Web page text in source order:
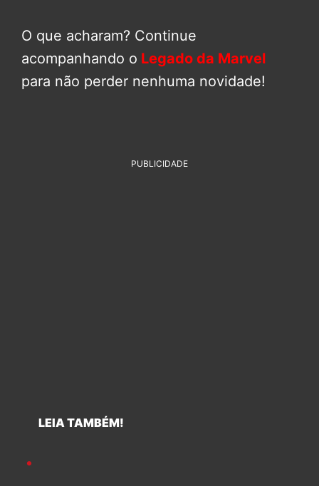
O que acharam? Continue
acompanhando o Legado da Marvel
para não perder nenhuma novidade!
PUBLICIDADE
LEIA TAMBÉM!